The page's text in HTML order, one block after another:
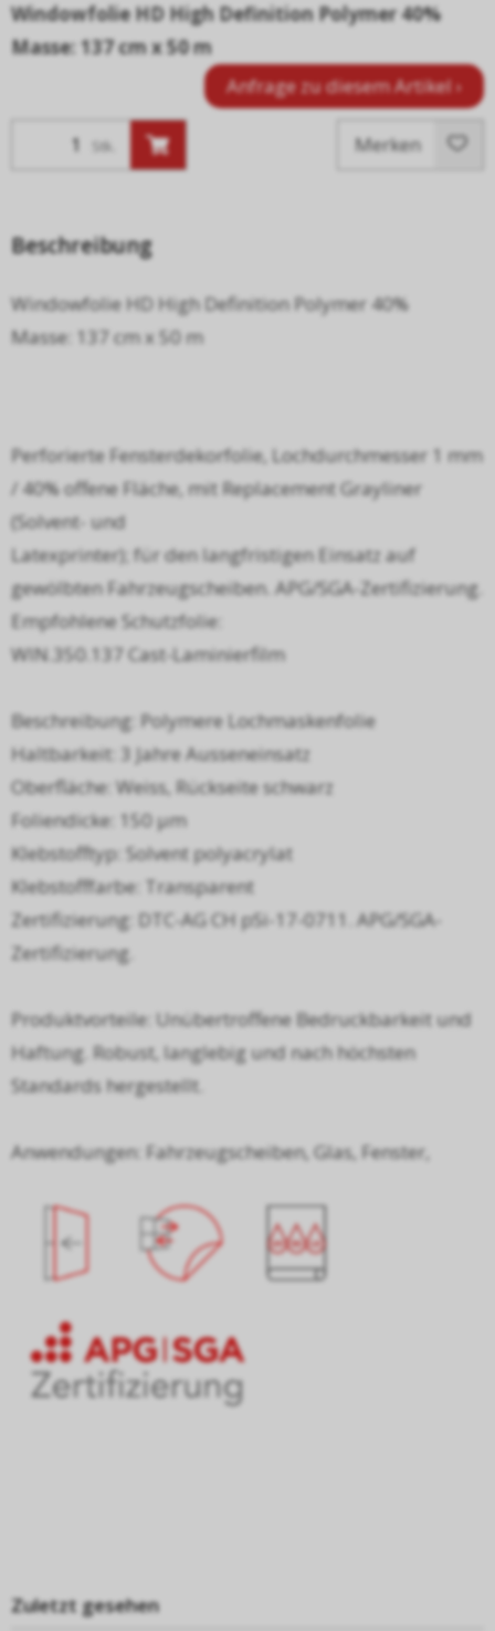
Windowfolie HD High Definition Polymer 40%
Masse: 137 cm x 50 m
Anfrage zu diesem Artikel ›
Stk. Merken
Beschreibung
Windowfolie HD High Definition Polymer 40%
Masse: 137 cm x 50 m
Perforierte Fensterdekorfolie, Lochdurchmesser 1 mm
/ 40% offene Fläche, mit Replacement Grayliner
(Solvent- und
Latexprinter); für den langfristigen Einsatz auf
gewölbten Fahrzeugscheiben. APG/SGA-Zertifizierung.
Empfohlene Schutzfolie:
WIN.350.137 Cast-Laminierfilm
Beschreibung: Polymere Lochmaskenfolie
Haltbarkeit: 3 Jahre Ausseneinsatz
Oberfläche: Weiss, Rückseite schwarz
Foliendicke: 150 µm
Klebstofftyp: Solvent polyacrylat
Klebstofffarbe: Transparent
Zertifizierung: DTC-AG CH pSi-17-0711. APG/SGA-
Zertifizierung.
Produktvorteile: Unübertroffene Bedruckbarkeit und
Haftung. Robust, langlebig und nach höchsten
Standards hergestellt.
Anwendungen: Fahrzeugscheiben, Glas, Fenster,
Zuletzt gesehen